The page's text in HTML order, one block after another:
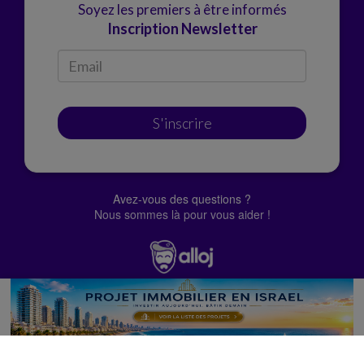
Soyez les premiers à être informés
Inscription Newsletter
S'inscrire
Avez-vous des questions ?
Nous sommes là pour vous aider !
© Alloj.2022 Tous droits réservés